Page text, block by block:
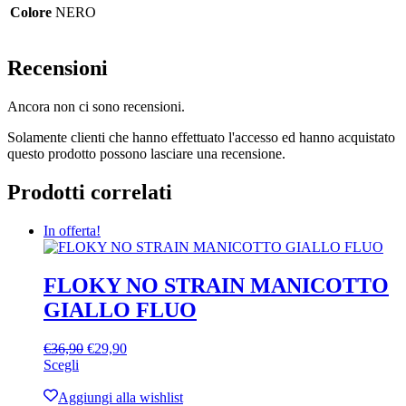
Colore NERO
Recensioni
Ancora non ci sono recensioni.
Solamente clienti che hanno effettuato l'accesso ed hanno acquistato
questo prodotto possono lasciare una recensione.
Prodotti correlati
In offerta!
FLOKY NO STRAIN MANICOTTO
GIALLO FLUO
€36,90 Il
era:
€29,90Il
è:
Scegli
ha
Aggiungi alla wishlist